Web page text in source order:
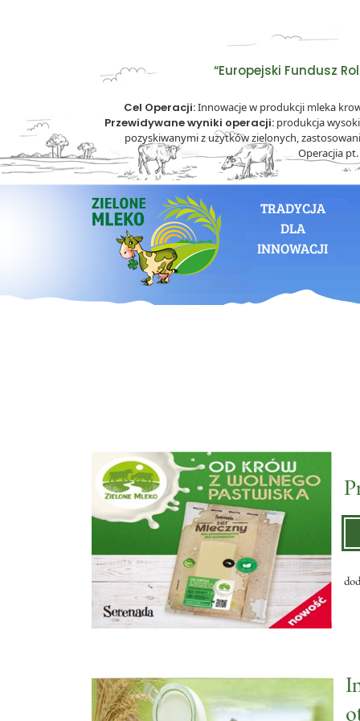
“Europejski Fundusz
Cel Operacji:Innowacje w produkcji mleka
Przewidywane wyniki operacji: produkcja
pozyskiwanymi z użytków zielonych,
Operacjia
TRADYCJA
DLA
INNOWACJI